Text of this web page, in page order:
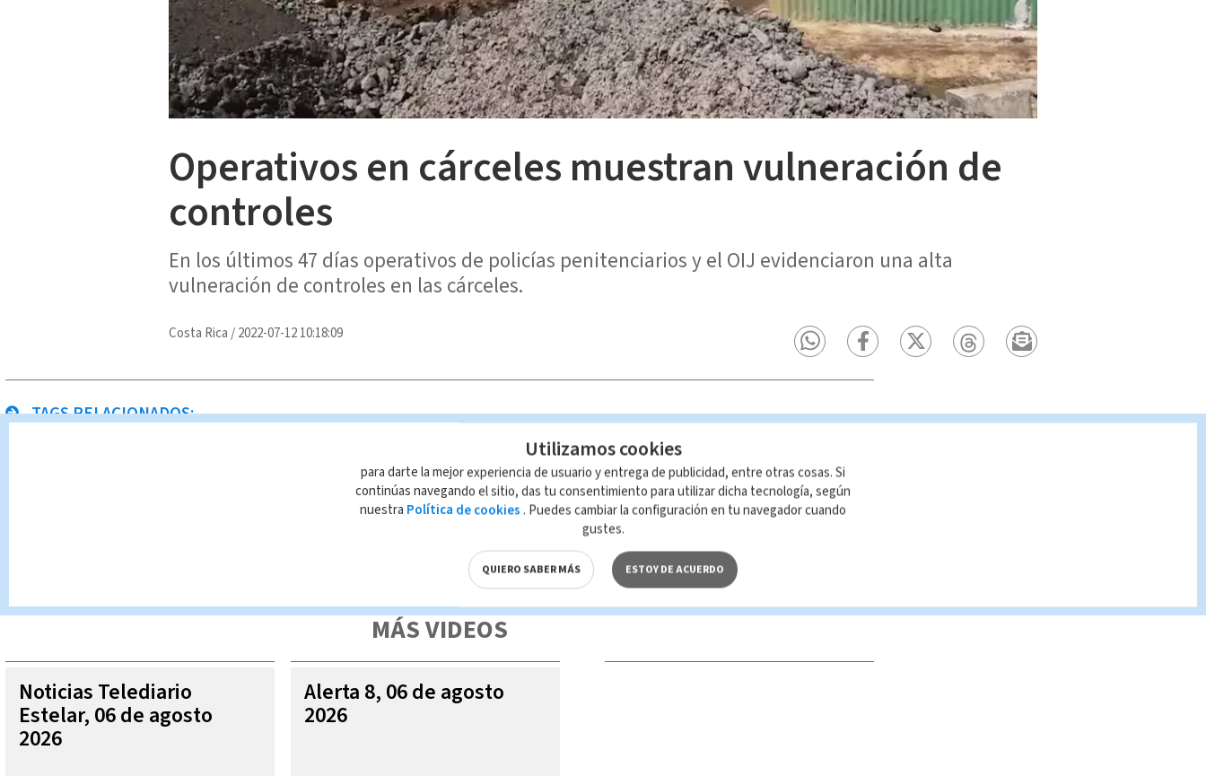
Operativos en cárceles muestran vulneración de
controles
En los últimos 47 días operativos de policías penitenciarios y el OIJ evidenciaron una alta
vulneración de controles en las cárceles.
Costa Rica /2022-07-12 10:18:09
TAGS RELACIONADOS:
Queda prohibida la reproducción total o parcial del contenido de esta página, mismo que es propiedad de TELEDIARIO; su reproducción no
autorizada constituye una infracción y un delito de conformidad con las leyes aplicables.
MÁS VIDEOS
Noticias Telediario
Estelar, 06 de agosto
2026
Alerta 8, 06 de agosto
2026
Utilizamos cookies
para darte la mejor experiencia de usuario y entrega de publicidad, entre otras cosas. Si
continúas navegando el sitio, das tu consentimiento para utilizar dicha tecnología, según
nuestra Política de cookies . Puedes cambiar la configuración en tu navegador cuando
gustes.
QUIERO SABER MÁS ESTOY DE ACUERDO